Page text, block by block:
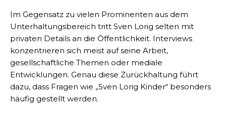
Im Gegensatz zu vielen Prominenten aus dem
Unterhaltungsbereich tritt Sven Lorig selten mit
privaten Details an die Öffentlichkeit. Interviews
konzentrieren sich meist auf seine Arbeit,
gesellschaftliche Themen oder mediale
Entwicklungen. Genau diese Zurückhaltung führt
dazu, dass Fragen wie „Sven Lorig Kinder“ besonders
häufig gestellt werden.